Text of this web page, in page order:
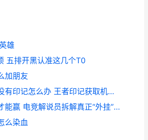
雄
五排开黑认准这几个T0
加朋友
到达最强王者没有印记怎么办 王者印记获取机制详解
王者如何开挂才能赢 电竞解说员拆解真正“外挂”级操作
么染血